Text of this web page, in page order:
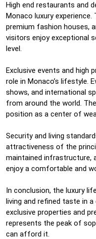
High end restaurants and
Monaco luxury
premium fashion houses,
visitors enjoy exceptional
level.
Exclusive events and high
role in Monaco’s lifestyle.
shows, and international
from around the world.
position as a center of
Security and living
attractiveness of the
maintained infrastructure,
enjoy a comfortable and
In conclusion, the luxury
living and refined taste in
exclusive properties and
represents the peak of
can afford it.